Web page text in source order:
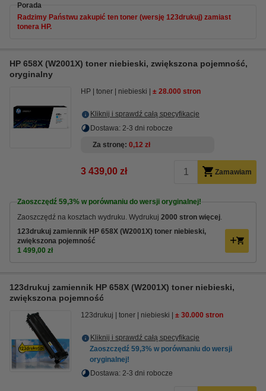
Porada
Radzimy Państwu zakupić ten toner (wersję 123drukuj) zamiast
tonera HP.
HP 658X (W2001X) toner niebieski, zwiększona pojemność,
oryginalny
HP toner niebieski ± 28.000 stron
Kliknij i sprawdź całą specyfikacje
Dostawa: 2-3 dni robocze
Za stronę 0,12 zł
3 439,00 zł Zamawiam
Zaoszczędź 59,3% w porównaniu do wersji oryginalnej!
Zaoszczędź na kosztach wydruku. Wydrukuj 2000 stron więcej.
123drukuj zamiennik HP 658X (W2001X) toner niebieski,
zwiększona pojemność
1 499,00 zł
123drukuj zamiennik HP 658X (W2001X) toner niebieski,
zwiększona pojemność
123drukuj toner niebieski ± 30.000 stron
Kliknij i sprawdź całą specyfikacje
Zaoszczędź 59,3% w porównaniu do wersji
oryginalnej!
Dostawa: 2-3 dni robocze